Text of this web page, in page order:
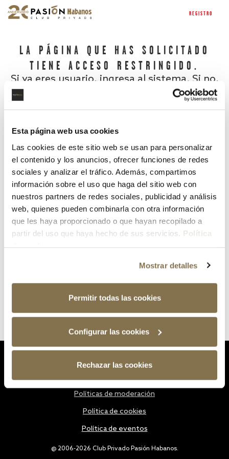
Esta página web usa cookies
Las cookies de este sitio web se usan para personalizar
el contenido y los anuncios, ofrecer funciones de redes
sociales y analizar el tráfico. Además, compartimos
información sobre el uso que haga del sitio web con
nuestros partners de redes sociales, publicidad y análisis
web, quienes pueden combinarla con otra información
que les haya proporcionado o que hayan recopilado a
partir del uso que haya hecho de sus servicios. Política
Mostrar detalles
Permitir todas las cookies
Configurar las cookies
Rechazar las cookies
REGISTRO
LA PÁGINA QUE HAS SOLICITADO
TIENE ACCESO RESTRINGIDO.
Si ya eres usuario, ingresa al sistema. Si no,
¿Has olvidado tu contraseña?
@ 2006-2026 Club Privado Pasión Habanos.
Políticas de moderación
Política de cookies
Política de eventos